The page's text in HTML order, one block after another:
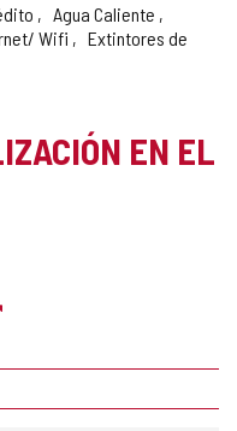
Agua Caliente
Wifi
Extintores de
EN EL